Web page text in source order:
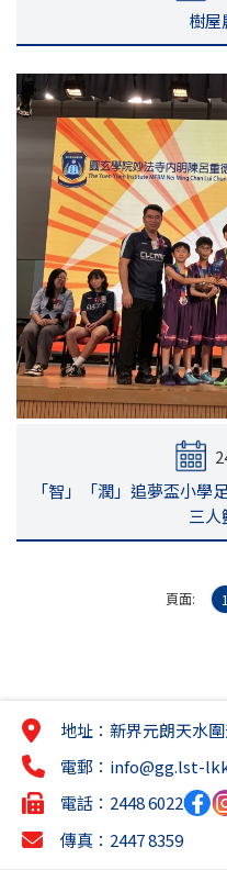
樹屋
「智」「潤」追夢盃小學
三人
頁面: 1
地址：新界元朗天水
電郵： info@gg.lst-
電話：2448 6022
傳真：2447 8359